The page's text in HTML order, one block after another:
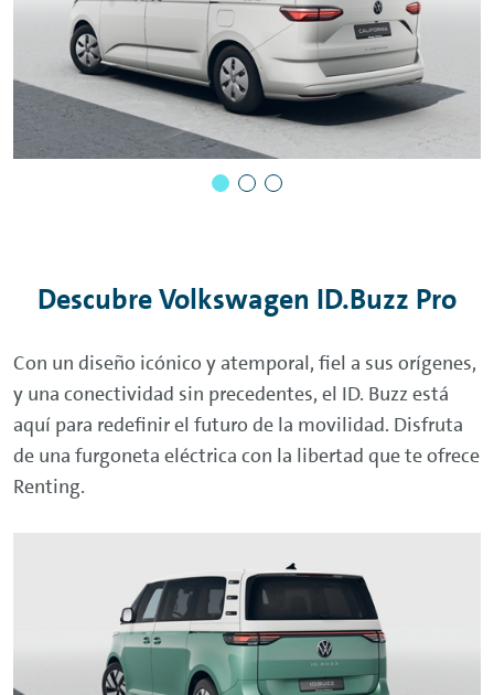
Descubre Volkswagen ID.Buzz Pro
Con un diseño icónico y atemporal, fiel a sus orígenes,
y una conectividad sin precedentes, el ID. Buzz está
aquí para redefinir el futuro de la movilidad. Disfruta
de una furgoneta eléctrica con la libertad que te ofrece
Renting.